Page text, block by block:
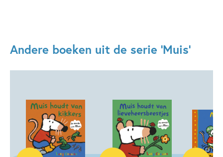
Andere boeken uit de serie 'Muis'
Hardcover